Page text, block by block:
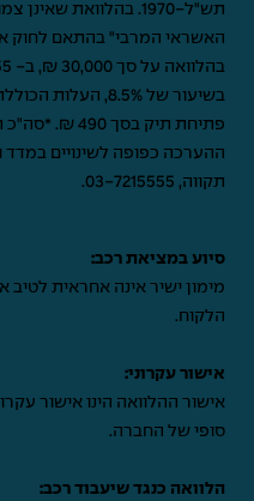
תש"ל-1970. בהלוואת
תקווה, 03-7215555
.
סיוע במציאת רכב:
מימון ישיר אינה אחראית לטיב
הלקוח.
אישור עקרוני:
אישור ההלוואה הינו אישור
סופי של החברה.
הלוואה כנגד שיעבוד רכב: